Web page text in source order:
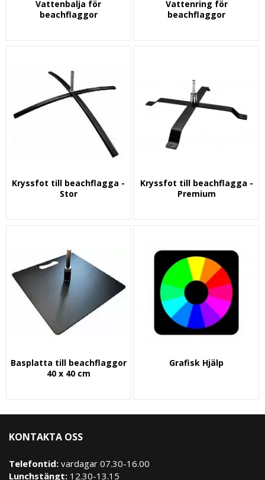
Vattenbalja för
beachflaggor
Vattenring för
beachflaggor
Kryssfot till beachflagga -
Stor
Kryssfot till beachflagga -
Premium
Basplatta till beachflaggor
40 x 40 cm
Grafisk Hjälp
KONTAKTA OSS
Telefontid: vardagar 07.30-16.00
Lunchstängt: 12.30-13.15